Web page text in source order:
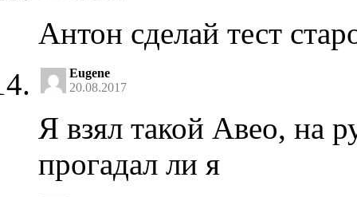
Антон сделай тест
Eugene
20.08.2017
Я взял такой Авео, на
прогадал ли я